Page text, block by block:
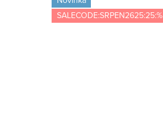
SALECODE:SRPEN2625:25:%